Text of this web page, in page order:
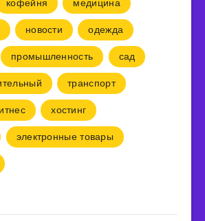
кофейня
медицина
новости
одежда
промышленность
сад
транспорт
хостинг
электронные товары